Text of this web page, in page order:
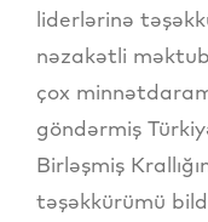
liderlərinə
nəzakətli
çox
göndərmiş
Birləşmiş
təşəkkürümü